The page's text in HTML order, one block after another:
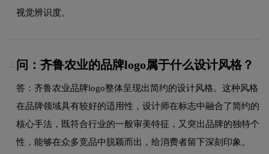
视觉辨识度。
2. 问：齐鲁农业的品牌logo属于什么设计风格？
答：齐鲁农业品牌logo整体呈现出简约的设计风格。这种风格
在品牌领域具有较好的适用性，设计师在标志中融合了简约的
核心手法，既符合行业的一般审美特征，又突出品牌的独特个
性，能够在众多竞品中脱颖而出，给消费者留下深刻印象。